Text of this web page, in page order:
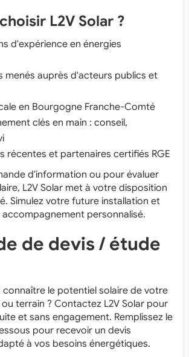
L2V Solar ?
d'expérience en énergies
menés auprès d'acteurs publics et
en Bourgogne Franche-Comté
clés en main : conseil,
récentes et partenaires certifiés RGE
d'information ou pour évaluer
L2V Solar met à votre disposition
Simulez votre future installation et
personnalisé.
de devis / étude
connaître le potentiel solaire de votre
terrain ? Contactez L2V Solar pour
et sans engagement. Remplissez le
pour recevoir un devis
à vos besoins énergétiques.